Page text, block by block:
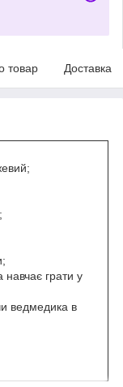
товар Доставка
навчає грати у
ведмедика в